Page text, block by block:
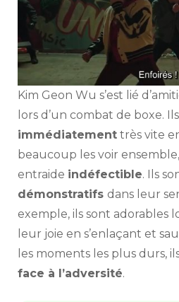
Kim Geon Wu s’est lié
lors d’un combat de boxe.
immédiatement très vite
beaucoup les voir
entraide indéfectible. Ils
démonstratifs dans leur
exemple, ils sont adorables
leur joie en s’enlaçant et
les moments les plus durs,
face à l’adversité.